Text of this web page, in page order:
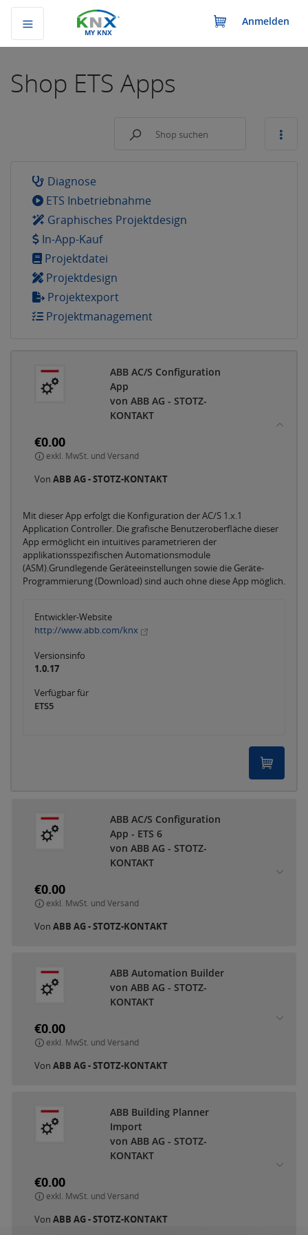
MY KNX
Anmelden
Shop ETS Apps
Diagnose
ETS Inbetriebnahme
Graphisches Projektdesign
In-App-Kauf
Projektdatei
Projektdesign
Projektexport
Projektmanagement
ABB AC/S Configuration
App
von ABB AG - STOTZ-
KONTAKT
€0.00
exkl. MwSt. und Versand
Von ABB AG - STOTZ-KONTAKT
Mit dieser App erfolgt die Konfiguration der AC/S 1.x.1
Application Controller. Die grafische Benutzeroberfläche dieser
App ermöglicht ein intuitives parametrieren der
applikationsspezifischen Automationsmodule
(ASM).Grundlegende Geräteeinstellungen sowie die Geräte-
Programmierung (Download) sind auch ohne diese App möglich.
Entwickler-Website
http://www.abb.com/knx
Versionsinfo
1.0.17
Verfügbar für
ETS5
ABB AC/S Configuration
App - ETS 6
von ABB AG - STOTZ-
KONTAKT
€0.00
exkl. MwSt. und Versand
Von ABB AG - STOTZ-KONTAKT
ABB Automation Builder
von ABB AG - STOTZ-
KONTAKT
€0.00
exkl. MwSt. und Versand
Von ABB AG - STOTZ-KONTAKT
ABB Building Planner
Import
von ABB AG - STOTZ-
KONTAKT
€0.00
exkl. MwSt. und Versand
Von ABB AG - STOTZ-KONTAKT